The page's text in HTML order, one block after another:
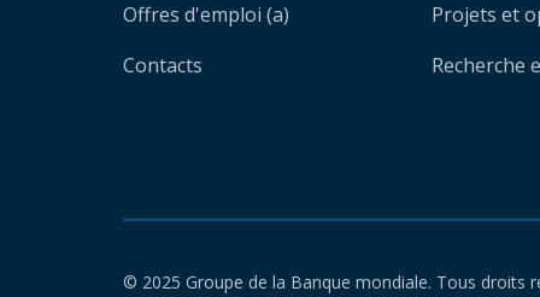
Offres d'emploi (a)
Contacts
Projets et
Recherche
© 2025 Groupe de la Banque mondiale. Tous droits